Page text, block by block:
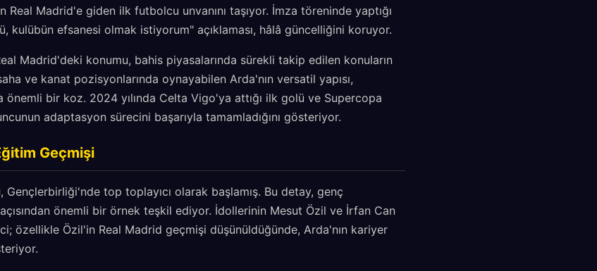
Madrid'e giden ilk futbolcu unvanını taşıyor. İmza töreninde yaptığı
kulübün efsanesi olmak istiyorum" açıklaması, hâlâ güncelliğini koruyor.
Madrid'deki konumu, bahis piyasalarında sürekli takip edilen konuların
ve kanat pozisyonlarında oynayabilen Arda'nın versatil yapısı,
bir koz. 2024 yılında Celta Vigo'ya attığı ilk golü ve Supercopa
adaptasyon sürecini başarıyla tamamladığını gösteriyor.
Geçmişi
top toplayıcı olarak başlamış. Bu detay, genç
önemli bir örnek teşkil ediyor. İdollerinin Mesut Özil ve İrfan Can
özellikle Özil'in Real Madrid geçmişi düşünüldüğünde, Arda'nın kariyer